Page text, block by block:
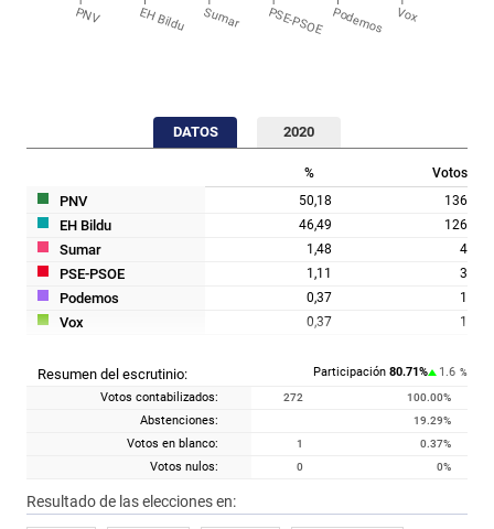
PNV EH Bildu Sumar PSE-PSOE Podemos Vox
DATOS 2020
% Votos
PNV 50,18 136
EH Bildu 46,49 126
Sumar 1,48 4
PSE-PSOE 1,11 3
Podemos 0,37 1
Vox 0,37 1
Resumen del escrutinio: Participación 80.71% 1.6 %
Votos contabilizados: 272 100.00%
Abstenciones: 19.29%
Votos en blanco: 1 0.37%
Votos nulos: 0 0%
Resultado de las elecciones en: